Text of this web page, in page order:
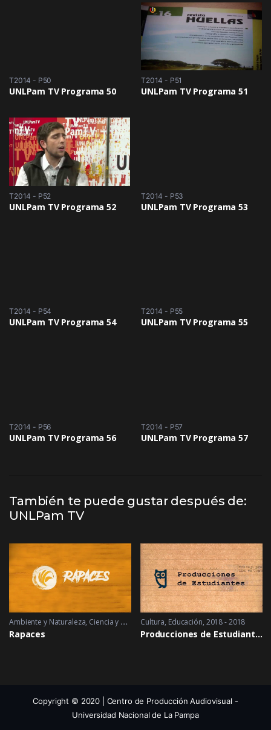
T2014 - P50
UNLPam TV Programa 50
T2014 - P51
UNLPam TV Programa 51
T2014 - P52
UNLPam TV Programa 52
T2014 - P53
UNLPam TV Programa 53
T2014 - P54
UNLPam TV Programa 54
T2014 - P55
UNLPam TV Programa 55
T2014 - P56
UNLPam TV Programa 56
T2014 - P57
UNLPam TV Programa 57
También te puede gustar después de:
UNLPam TV
Ambiente y Naturaleza, Ciencia y Tecnología 2017 - 2017
Rapaces
Cultura, Educación 2018 - 2018
Producciones de Estudiantes
Copyright © 2020 | Centro de Producción Audiovisual -
Universidad Nacional de La Pampa